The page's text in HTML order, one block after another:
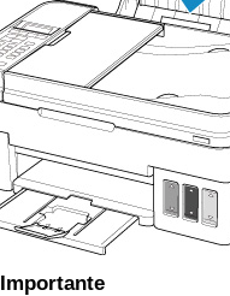
Importante